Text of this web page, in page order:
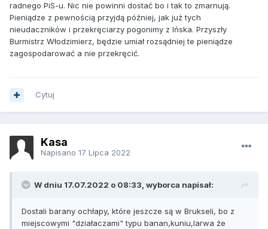
radnego PiS-u. Nic nie powinni dostać bo i tak to zmarnują.
Pieniądze z pewnością przyjdą później, jak już tych
nieudaczników i przekręciarzy pogonimy z Ińska. Przyszły
Burmistrz Włodzimierz, będzie umiał rozsądniej te pieniądze
zagospodarować a nie przekręcić.
Cytuj
Kasa
Napisano 17 Lipca 2022
W dniu 17.07.2022 o 08:33, wyborca napisał:
Dostali barany ochłapy, które jeszcze są w Brukseli, bo z
miejscowymi "działaczami" typu banan,kuniu,larwa że